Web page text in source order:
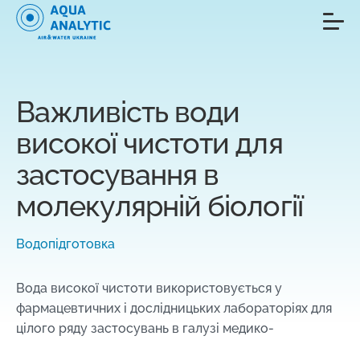
Важливість води
високої чистоти для
застосування в
молекулярній біології
Водопідготовка
Вода високої чистоти використовується у
фармацевтичних і дослідницьких лабораторіях для
цілого ряду застосувань в галузі медико-